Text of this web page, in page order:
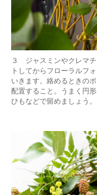
３ ジャスミンやクレマ
トしてからフローラルフ
いきます。絡めるときの
配置すること。うまく円
ひもなどで留めましょう。